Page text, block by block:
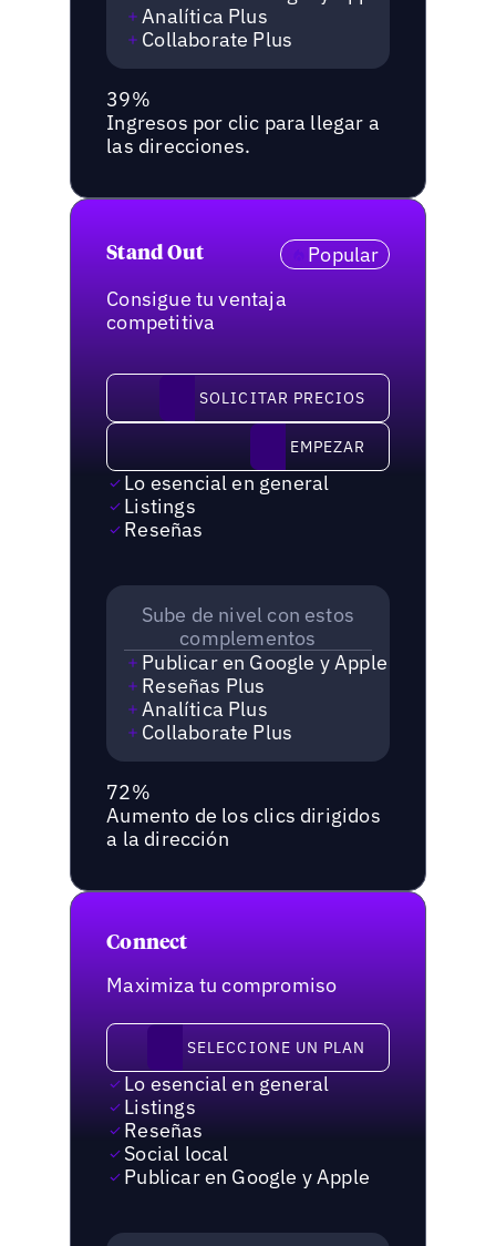
Analítica Plus
Collaborate Plus
39%
Ingresos por clic para llegar a
las direcciones.
Stand Out
Popular
Consigue tu ventaja
competitiva
solicitar preciosSOLICITAR PRECIOS
Empezar EMPEZAR
Lo esencial en general
Listings
Reseñas
Sube de nivel con estos
complementos
Publicar en Google y Apple
Reseñas Plus
Analítica Plus
Collaborate Plus
72%
Aumento de los clics dirigidos
a la dirección
Connect
Maximiza tu compromiso
Seleccione un planSELECCIONE UN PLAN
Lo esencial en general
Listings
Reseñas
Social local
Publicar en Google y Apple